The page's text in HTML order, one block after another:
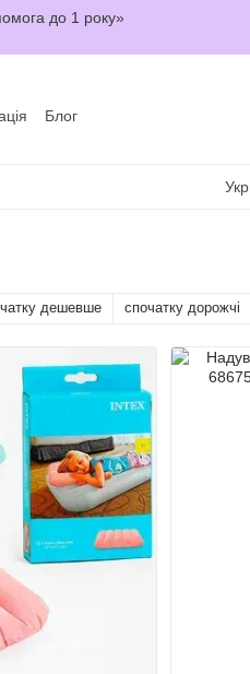
до 1 року»
Блог
Укр
дешевше спочатку дорожчі